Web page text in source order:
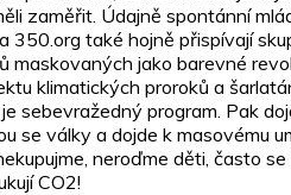
Údajně spontánní
také hojně přispívají
jako barevné
klimatických proroků a
sebevražedný program. Pak
války a dojde k masovému
neroďme děti, často
CO2!